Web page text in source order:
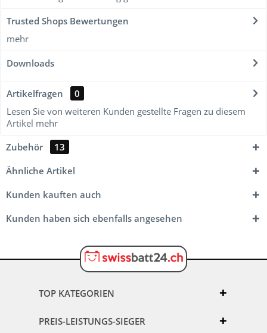
Trusted Shops Bewertungen
mehr
Downloads
Artikelfragen
0
Lesen Sie von weiteren Kunden gestellte Fragen zu diesem
Artikel mehr
Zubehör
13
Ähnliche Artikel
Kunden kauften auch
Kunden haben sich ebenfalls angesehen
TOP KATEGORIEN
PREIS-LEISTUNGS-SIEGER